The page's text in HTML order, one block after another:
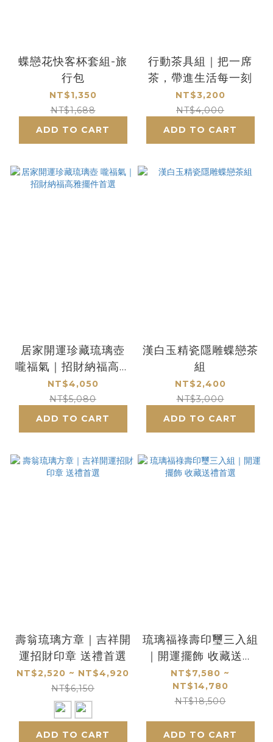
蝶戀花快客杯套組-旅
行包
NT$1,350
NT$1,688
ADD TO CART
行動茶具組｜把一席
茶，帶進生活每一刻
NT$3,200
NT$4,000
ADD TO CART
居家開運珍藏琉璃壺
嚨福氣｜招財納福高雅
擺件首選
NT$4,050
NT$5,080
ADD TO CART
漢白玉精瓷隱雕蝶戀茶
組
NT$2,400
NT$3,000
ADD TO CART
壽翁琉璃方章｜吉祥開
運招財印章 送禮首選
NT$2,520 ~ NT$4,920
NT$6,150
ADD TO CART
琉璃福祿壽印璽三入組
｜開運擺飾 收藏送禮
首選
NT$7,580 ~
NT$14,780
NT$18,500
ADD TO CART